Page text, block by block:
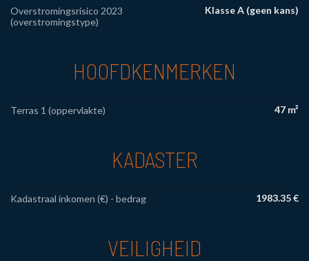
Overstromingsrisico 2023
(overstromingstype)
Klasse A (geen kans)
HOOFDKENMERKEN
Terras 1 (oppervlakte) 47 m²
KADASTER
Kadastraal inkomen (€) - bedrag 1983.35 €
VEILIGHEID